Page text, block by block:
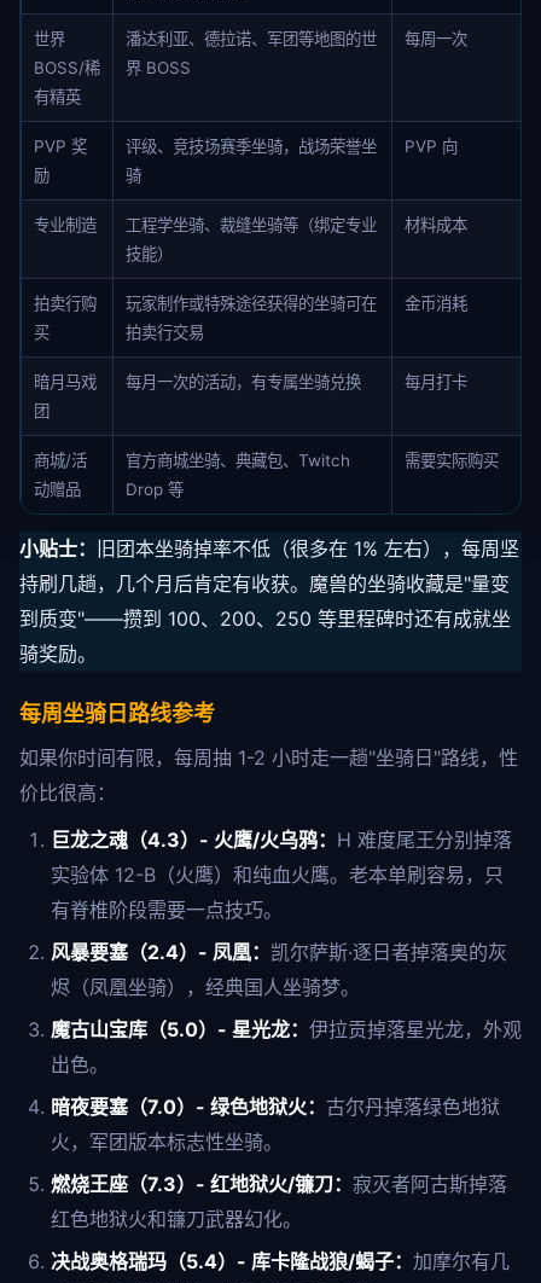
世界
BOSS/稀
有精英
潘达利亚、德拉诺、军团等地图的世
界 BOSS
每周一次
PVP 奖
励
评级、竞技场赛季坐骑，战场荣誉坐
骑
PVP 向
专业制造
工程学坐骑、裁缝坐骑等（绑定专业
技能）
材料成本
拍卖行购
买
玩家制作或特殊途径获得的坐骑可在
拍卖行交易
金币消耗
暗月马戏
团
每月一次的活动，有专属坐骑兑换 每月打卡
商城/活
动赠品
官方商城坐骑、典藏包、Twitch
Drop 等
需要实际购买
小贴士：
旧团本坐骑掉率不低（很多在 1% 左右），每周坚
持刷几趟，几个月后肯定有收获。魔兽的坐骑收藏是"量变
到质变"——攒到 100、200、250 等里程碑时还有成就坐
骑奖励。
每周坐骑日路线参考
如果你时间有限，每周抽 1-2 小时走一趟"坐骑日"路线，性
价比很高：
巨龙之魂（4.3）- 火鹰/火乌鸦： H 难度尾王分别掉落
实验体 12-B（火鹰）和纯血火鹰。老本单刷容易，只
有脊椎阶段需要一点技巧。
风暴要塞（2.4）- 凤凰： 凯尔萨斯·逐日者掉落奥的灰
烬（凤凰坐骑），经典国人坐骑梦。
魔古山宝库（5.0）- 星光龙： 伊拉贡掉落星光龙，外观
出色。
暗夜要塞（7.0）- 绿色地狱火： 古尔丹掉落绿色地狱
火，军团版本标志性坐骑。
燃烧王座（7.3）- 红地狱火/镰刀： 寂灭者阿古斯掉落
红色地狱火和镰刀武器幻化。
决战奥格瑞玛（5.4）- 库卡隆战狼/蝎子： 加摩尔有几